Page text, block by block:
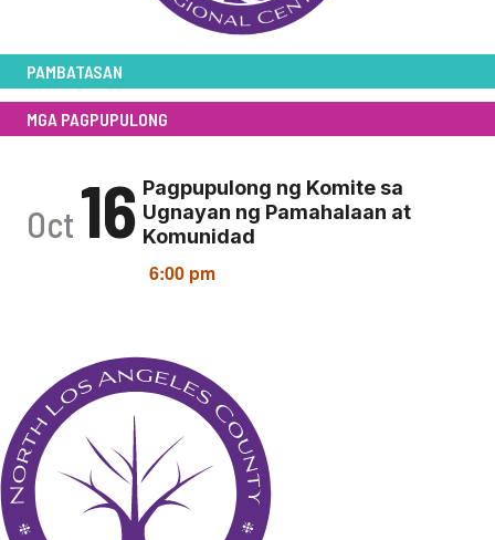
PAMBATASAN
MGA PAGPUPULONG
Oct 16 Pagpupulong ng Komite sa
Ugnayan ng Pamahalaan at
Komunidad
6:00 pm